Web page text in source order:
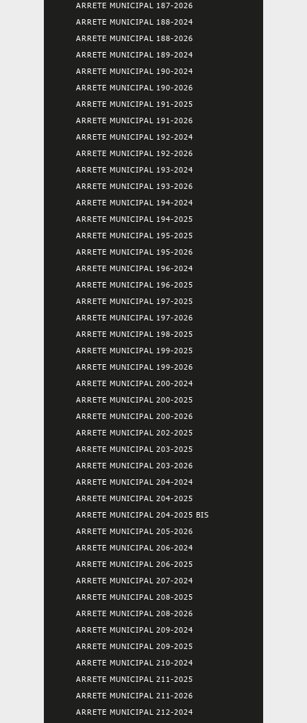
ARRETE MUNICIPAL 187-2026
ARRETE MUNICIPAL 188-2024
ARRETE MUNICIPAL 188-2026
ARRETE MUNICIPAL 189-2024
ARRETE MUNICIPAL 190-2024
ARRETE MUNICIPAL 190-2026
ARRETE MUNICIPAL 191-2025
ARRETE MUNICIPAL 191-2026
ARRETE MUNICIPAL 192-2024
ARRETE MUNICIPAL 192-2026
ARRETE MUNICIPAL 193-2024
ARRETE MUNICIPAL 193-2026
ARRETE MUNICIPAL 194-2024
ARRETE MUNICIPAL 194-2025
ARRETE MUNICIPAL 195-2025
ARRETE MUNICIPAL 195-2026
ARRETE MUNICIPAL 196-2024
ARRETE MUNICIPAL 196-2025
ARRETE MUNICIPAL 197-2025
ARRETE MUNICIPAL 197-2026
ARRETE MUNICIPAL 198-2025
ARRETE MUNICIPAL 199-2025
ARRETE MUNICIPAL 199-2026
ARRETE MUNICIPAL 200-2024
ARRETE MUNICIPAL 200-2025
ARRETE MUNICIPAL 200-2026
ARRETE MUNICIPAL 202-2025
ARRETE MUNICIPAL 203-2025
ARRETE MUNICIPAL 203-2026
ARRETE MUNICIPAL 204-2024
ARRETE MUNICIPAL 204-2025
ARRETE MUNICIPAL 204-2025 BIS
ARRETE MUNICIPAL 205-2026
ARRETE MUNICIPAL 206-2024
ARRETE MUNICIPAL 206-2025
ARRETE MUNICIPAL 207-2024
ARRETE MUNICIPAL 208-2025
ARRETE MUNICIPAL 208-2026
ARRETE MUNICIPAL 209-2024
ARRETE MUNICIPAL 209-2025
ARRETE MUNICIPAL 210-2024
ARRETE MUNICIPAL 211-2025
ARRETE MUNICIPAL 211-2026
ARRETE MUNICIPAL 212-2024